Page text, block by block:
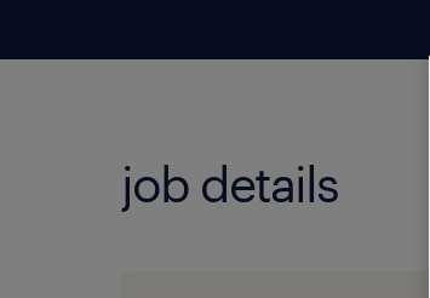
job details